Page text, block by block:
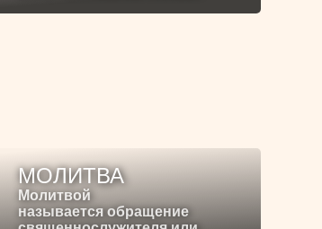
МОЛИТВА
Молитвой
называется обращение